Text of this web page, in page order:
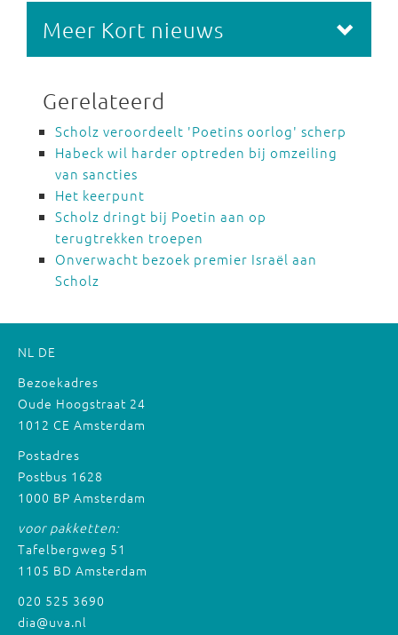
Meer Kort nieuws
Gerelateerd
Scholz veroordeelt 'Poetins oorlog' scherp
Habeck wil harder optreden bij omzeiling
van sancties
Het keerpunt
Scholz dringt bij Poetin aan op
terugtrekken troepen
Onverwacht bezoek premier Israël aan
Scholz
NL DE
Bezoekadres
Oude Hoogstraat 24
1012 CE Amsterdam
Postadres
Postbus 1628
1000 BP Amsterdam
voor pakketten:
Tafelbergweg 51
1105 BD Amsterdam
020 525 3690
dia@uva.nl